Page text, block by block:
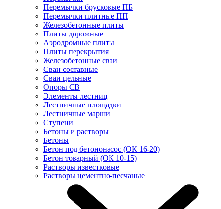
Перемычки брусковые ПБ
Перемычки плитные ПП
Железобетонные плиты
Плиты дорожные
Аэродромные плиты
Плиты перекрытия
Железобетонные сваи
Сваи составные
Сваи цельные
Опоры СВ
Элементы лестниц
Лестничные площадки
Лестничные марши
Ступени
Бетоны и растворы
Бетоны
Бетон под бетононасос (ОК 16-20)
Бетон товарный (ОК 10-15)
Растворы известковые
Растворы цементно-песчаные